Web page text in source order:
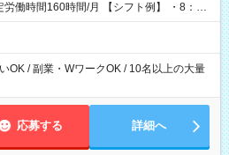
時間/月 【シフト例】 ・8：00
OK / 副業・WワークOK / 10名以上の大量
応募する 詳細へ